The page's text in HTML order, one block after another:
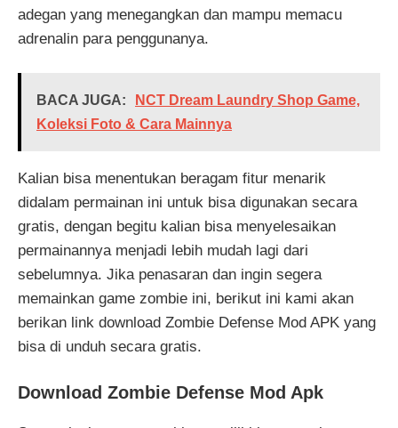
adegan yang menegangkan dan mampu memacu
adrenalin para penggunanya.
BACA JUGA:
NCT Dream Laundry Shop Game,
Koleksi Foto & Cara Mainnya
Kalian bisa menentukan beragam fitur menarik
didalam permainan ini untuk bisa digunakan secara
gratis, dengan begitu kalian bisa menyelesaikan
permainannya menjadi lebih mudah lagi dari
sebelumnya. Jika penasaran dan ingin segera
memainkan game zombie ini, berikut ini kami akan
berikan link download Zombie Defense Mod APK yang
bisa di unduh secara gratis.
Download Zombie Defense Mod Apk